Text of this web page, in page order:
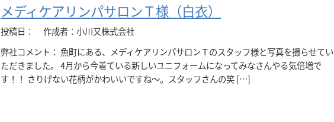
メディケアリンパサロンＴ様（白衣）
投稿日：
作成者：小川又株式会社
弊社コメント： 魚町にある、メディケアリンパサロンＴのスタッフ様と写真を撮らせてい
ただきました。 4月から今着ている新しいユニフォームになってみなさんやる気倍増で
す！！ さりげない花柄がかわいいですね～。スタッフさんの笑 […]